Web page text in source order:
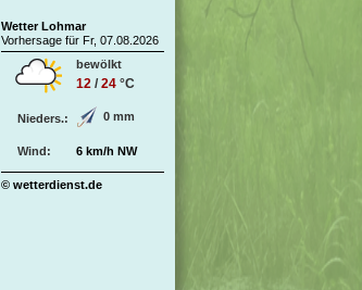
Wetter Lohmar
Vorhersage für Fr, 07.08.2026
bewölkt
12 /24 °C
Nieders.: 0 mm
Wind: 6 km/h NW
© wetterdienst.de